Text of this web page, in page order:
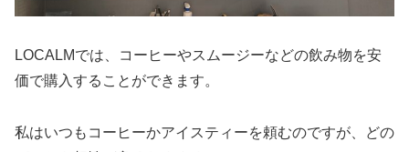
LOCALMでは、コーヒーやスムージーなどの飲み物を安
価で購入することができます。
私はいつもコーヒーかアイスティーを頼むのですが、どの